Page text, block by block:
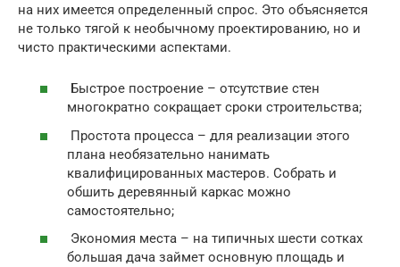
на них имеется определенный спрос. Это объясняется
не только тягой к необычному проектированию, но и
чисто практическими аспектами.
Быстрое построение – отсутствие стен
многократно сокращает сроки строительства;
Простота процесса – для реализации этого
плана необязательно нанимать
квалифицированных мастеров. Собрать и
обшить деревянный каркас можно
самостоятельно;
Экономия места – на типичных шести сотках
большая дача займет основную площадь и